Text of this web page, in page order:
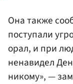
Она также
поступали
орал, и при
ненавидел
никому», —